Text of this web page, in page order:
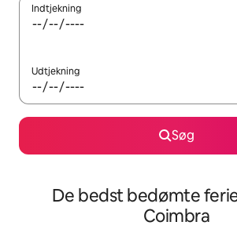
Indtjekning
Udtjekning
Søg
De bedst bedømte
Coimbra